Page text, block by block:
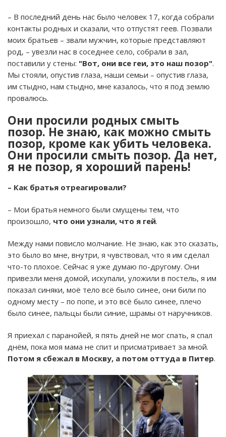
– В последний день нас было человек 17, когда собрали
контакты родных и сказали, что отпустят геев. Позвали
моих братьев – звали мужчин, которые представляют
род, – увезли нас в соседнее село, собрали в зал,
поставили у стены: "Вот, они все геи, это наш позор".
Мы стояли, опустив глаза, наши семьи – опустив глаза,
им стыдно, нам стыдно, мне казалось, что я под землю
провалюсь.
Они просили родных смыть
позор. Не знаю, как можно смыть
позор, кроме как убить человека.
Они просили смыть позор. Да нет,
я не позор, я хороший парень!
– Как братья отреагировали?
– Мои братья немного были смущены тем, что
произошло, что они узнали, что я гей.
Между нами повисло молчание. Не знаю, как это сказать,
это было во мне, внутри, я чувствовал, что я им сделал
что-то плохое. Сейчас я уже думаю по-другому. Они
привезли меня домой, искупали, уложили в постель, я им
показал синяки, моё тело всё было синее, они били по
одному месту – по попе, и это всё было синее, плечо
было синее, пальцы были синие, шрамы от наручников.
Я приехал с паранойей, я пять дней не мог спать, я спал
днём, пока моя мама не спит и присматривает за мной.
Потом я сбежал в Москву, а потом оттуда в Питер.